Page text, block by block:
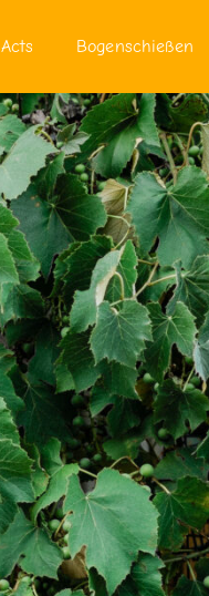
Acts Bogenschießen